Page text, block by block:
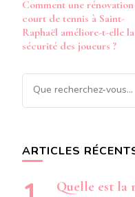
d’article
Comment une rénovation
court de tennis à Saint-
Raphaël améliore-t-elle la
sécurité des joueurs ?
Vous
recherchiez
ARTICLES
Quelle est la